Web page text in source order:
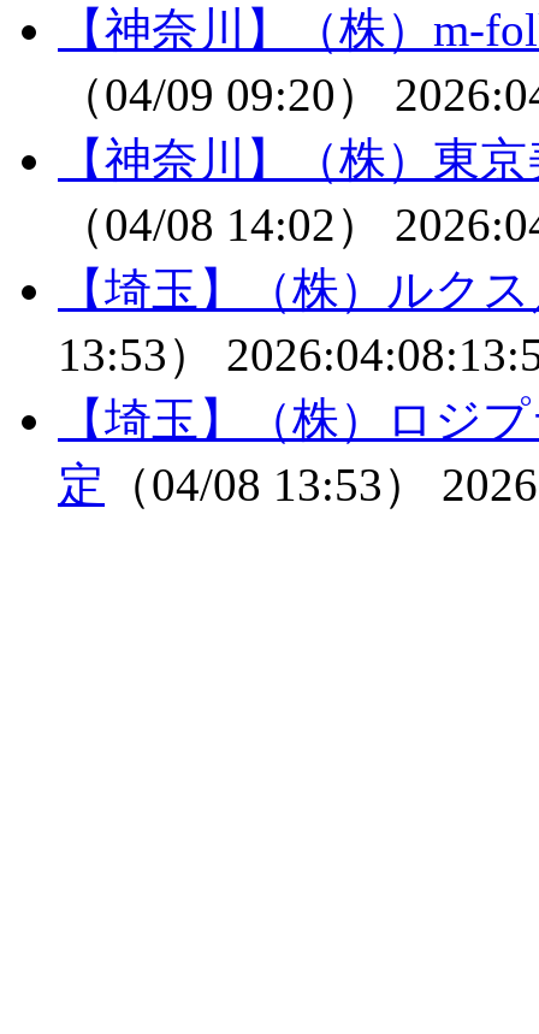
【神奈川】（株）m-
（04/09 09:20）
【神奈川】（株）東
（04/08 14:02）
【埼玉】（株）ルク
13:53）
【埼玉】（株）ロジ
定 （04/08 13:53）